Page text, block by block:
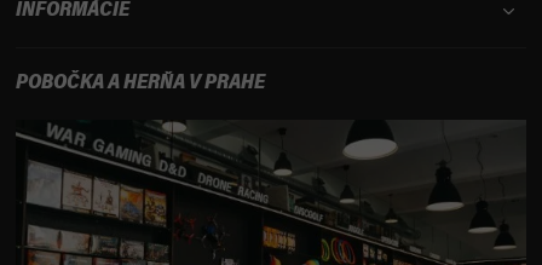
INFORMÁCIE
POBOČKA A HERŇA V PRAHE